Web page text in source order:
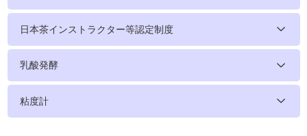
日本茶インストラクター等認定制度
乳酸発酵
粘度計